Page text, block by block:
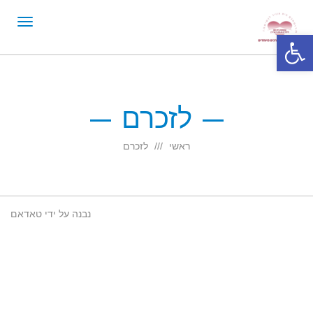
פתח סרגל נגישות
לזכרם
ראשי לזכרם
נבנה על ידי טאדאם